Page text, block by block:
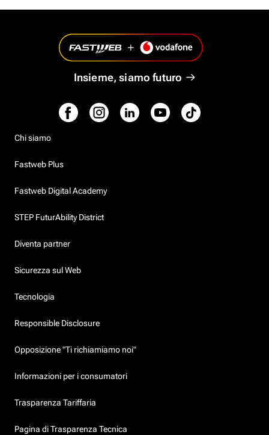
Insieme, siamo futuro
Chi siamo
Fastweb Plus
Fastweb Digital Academy
STEP FuturAbility District
Diventa partner
Sicurezza sul Web
Tecnologia
Responsible Disclosure
Opposizione "Ti richiamiamo noi"
Informazioni per i consumatori
Trasparenza Tariffaria
Pagina di Trasparenza Tecnica